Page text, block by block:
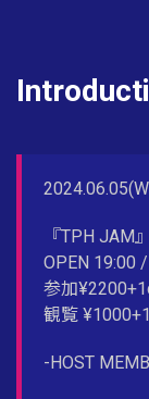
『TPH JAM』
OPEN 19:00
参加
観覧
-HOST